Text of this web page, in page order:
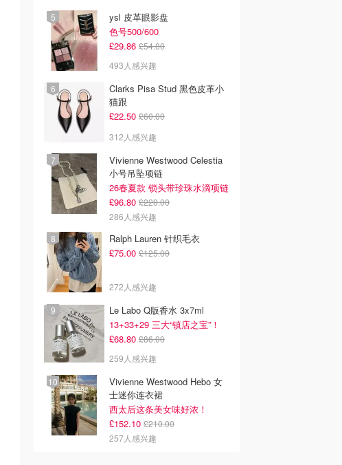
ysl 皮革眼影盘
色号500/600
£29.86 £54.00
493人感兴趣
Clarks Pisa Stud 黑色皮革小
猫跟
£22.50 £60.00
312人感兴趣
Vivienne Westwood Celestia
小号吊坠项链
26春夏款 锁头带珍珠水滴项链
£96.80 £220.00
286人感兴趣
Ralph Lauren 针织毛衣
£75.00 £125.00
272人感兴趣
Le Labo Q版香水 3x7ml
13+33+29 三大“镇店之宝”！
£68.80 £86.00
259人感兴趣
Vivienne Westwood Hebo 女
士迷你连衣裙
西太后这条美女味好浓！
£152.10 £210.00
257人感兴趣